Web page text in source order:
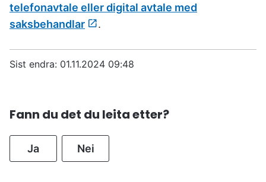
telefonavtale eller digital avtale med
saksbehandlar
.
Sist endra 01.11.2024 09:48
Fann du det du leita etter?
Ja Nei